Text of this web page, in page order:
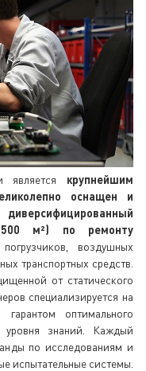
является крупнейшим
оснащен и
м²) по ремонту
воздушных
транспортных средств.
от статического
специализируется на
оптимального
уровня знаний. Каждый
по исследованиям и
испытательные системы.